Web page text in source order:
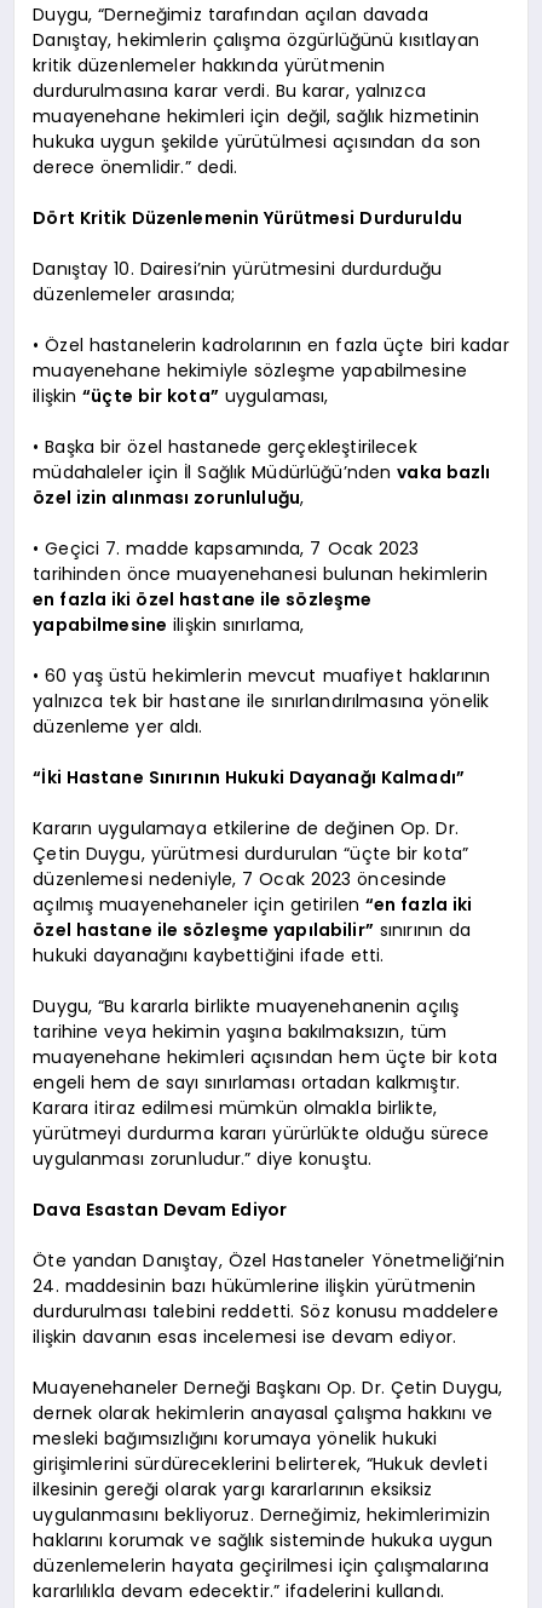
Duygu, “Derneğimiz tarafından açılan davada
Danıştay, hekimlerin çalışma özgürlüğünü kısıtlayan
kritik düzenlemeler hakkında yürütmenin
durdurulmasına karar verdi. Bu karar, yalnızca
muayenehane hekimleri için değil, sağlık hizmetinin
hukuka uygun şekilde yürütülmesi açısından da son
derece önemlidir.” dedi.
Dört Kritik Düzenlemenin Yürütmesi Durduruldu
Danıştay 10. Dairesi’nin yürütmesini durdurduğu
düzenlemeler arasında;
• Özel hastanelerin kadrolarının en fazla üçte biri kadar
muayenehane hekimiyle sözleşme yapabilmesine
ilişkin“üçte bir kota” uygulaması,
• Başka bir özel hastanede gerçekleştirilecek
müdahaleler için İl Sağlık Müdürlüğü’ndenvaka bazlı
özel izin alınması zorunluluğu,
• Geçici 7. madde kapsamında, 7 Ocak 2023
tarihinden önce muayenehanesi bulunan hekimlerin
en fazla iki özel hastane ile sözleşme
yapabilmesine ilişkin sınırlama,
• 60 yaş üstü hekimlerin mevcut muafiyet haklarının
yalnızca tek bir hastane ile sınırlandırılmasına yönelik
düzenleme yer aldı.
“İki Hastane Sınırının Hukuki Dayanağı Kalmadı”
Kararın uygulamaya etkilerine de değinen Op. Dr.
Çetin Duygu, yürütmesi durdurulan “üçte bir kota”
düzenlemesi nedeniyle, 7 Ocak 2023 öncesinde
açılmış muayenehaneler için getirilen “en fazla iki
özel hastane ile sözleşme yapılabilir” sınırının da
hukuki dayanağını kaybettiğini ifade etti.
Duygu, “Bu kararla birlikte muayenehanenin açılış
tarihine veya hekimin yaşına bakılmaksızın, tüm
muayenehane hekimleri açısından hem üçte bir kota
engeli hem de sayı sınırlaması ortadan kalkmıştır.
Karara itiraz edilmesi mümkün olmakla birlikte,
yürütmeyi durdurma kararı yürürlükte olduğu sürece
uygulanması zorunludur.” diye konuştu.
Dava Esastan Devam Ediyor
Öte yandan Danıştay, Özel Hastaneler Yönetmeliği’nin
24. maddesinin bazı hükümlerine ilişkin yürütmenin
durdurulması talebini reddetti. Söz konusu maddelere
ilişkin davanın esas incelemesi ise devam ediyor.
Muayenehaneler Derneği Başkanı Op. Dr. Çetin Duygu,
dernek olarak hekimlerin anayasal çalışma hakkını ve
mesleki bağımsızlığını korumaya yönelik hukuki
girişimlerini sürdüreceklerini belirterek, “Hukuk devleti
ilkesinin gereği olarak yargı kararlarının eksiksiz
uygulanmasını bekliyoruz. Derneğimiz, hekimlerimizin
haklarını korumak ve sağlık sisteminde hukuka uygun
düzenlemelerin hayata geçirilmesi için çalışmalarına
kararlılıkla devam edecektir.” ifadelerini kullandı.